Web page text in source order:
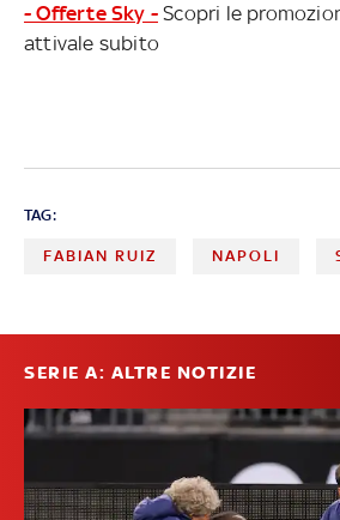
- Offerte Sky - Scopri le
attivale subito
TAG:
FABIAN RUIZ NAPOLI
SERIE A: ALTRE NOTIZIE